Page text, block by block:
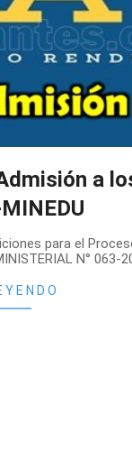
a
para el
N° 063-